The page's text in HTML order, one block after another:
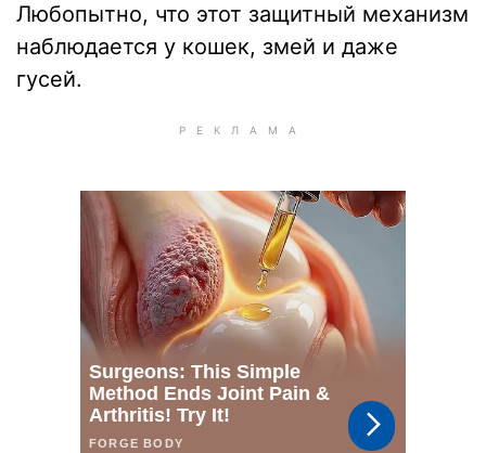
Любопытно, что этот защитный механизм
наблюдается у кошек, змей и даже
гусей.